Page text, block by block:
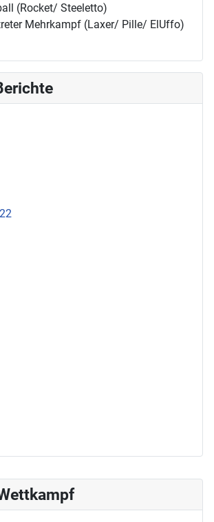
(Rocket/ Steeletto)
Mehrkampf (Laxer/ Pille/ ElUffo)